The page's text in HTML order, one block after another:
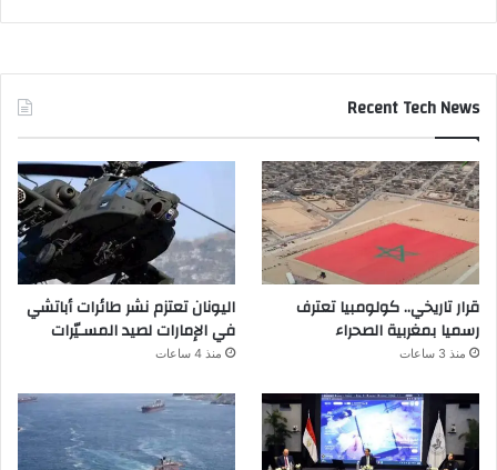
Recent Tech News
قرار تاريخي.. كولومبيا تعترف
رسميا بمغربية الصحراء
منذ 3 ساعات
اليونان تعتزم نشر طائرات أباتشي
في الإمارات لصيد المسـيّرات
منذ 4 ساعات